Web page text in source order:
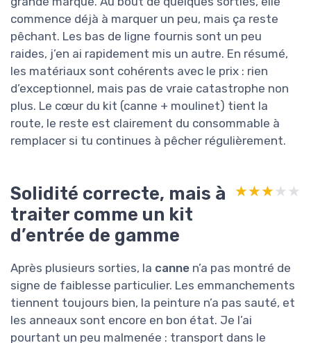
commence déjà à marquer un peu, mais ça reste
pêchant. Les bas de ligne fournis sont un peu
raides, j’en ai rapidement mis un autre. En résumé,
les matériaux sont cohérents avec le prix : rien
d’exceptionnel, mais pas de vraie catastrophe non
plus. Le cœur du kit (canne + moulinet) tient la
route, le reste est clairement du consommable à
remplacer si tu continues à pêcher régulièrement.
Solidité correcte, mais à
traiter comme un kit
d’entrée de gamme
★★★★★
★★★★★
Après plusieurs sorties, la canne n’a pas montré de
signe de faiblesse particulier. Les emmanchements
tiennent toujours bien, la peinture n’a pas sauté, et
les anneaux sont encore en bon état. Je l’ai
pourtant un peu malmenée : transport dans le